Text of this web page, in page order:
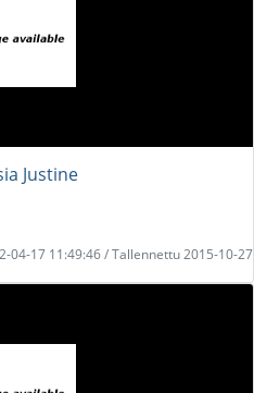
Justine
04-17 11:49:46 / Tallennettu 2015-10-27